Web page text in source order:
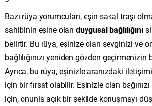
Bazı rüya yorumcuları, eşin sakal traşı
sahibinin eşine olan duygusal bağlılığını
belirtir. Bu rüya, eşinize olan sevginizi ve
bağlılığınızı yeniden gözden
Ayrıca, bu rüya, eşinizle aranızdaki
için bir fırsat olabilir. Eşinizle olan
için, onunla açık bir şekilde konuşmayı